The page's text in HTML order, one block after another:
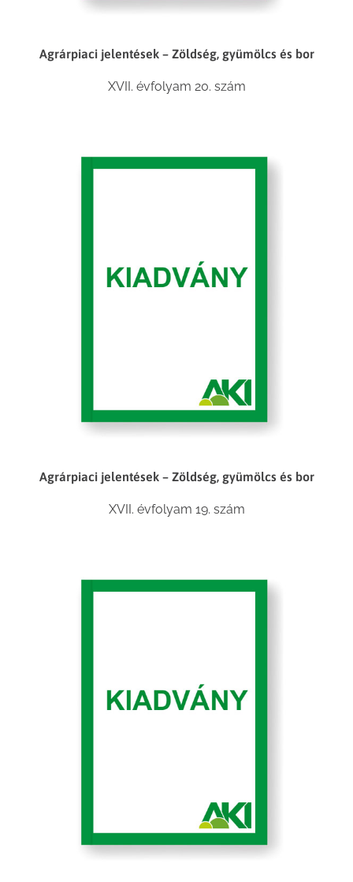
Agrárpiaci jelentések – Zöldség, gyümölcs és bor
XVII. évfolyam 20. szám
Agrárpiaci jelentések – Zöldség, gyümölcs és bor
XVII. évfolyam 19. szám